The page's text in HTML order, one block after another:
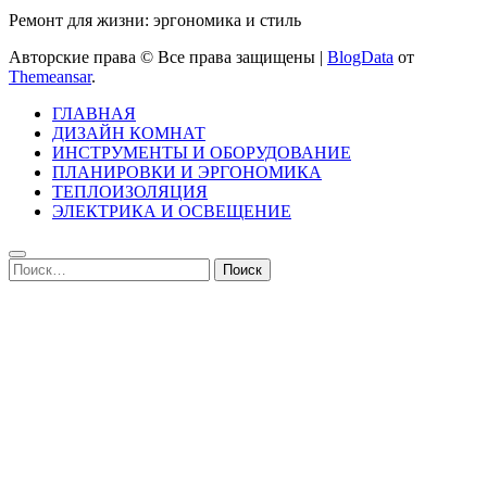
Ремонт для жизни: эргономика и стиль
Авторские права © Все права защищены | BlogData от
Themeansar.
ГЛАВНАЯ
ДИЗАЙН КОМНАТ
ИНСТРУМЕНТЫ И ОБОРУДОВАНИЕ
ПЛАНИРОВКИ И ЭРГОНОМИКА
ТЕПЛОИЗОЛЯЦИЯ
ЭЛЕКТРИКА И ОСВЕЩЕНИЕ
Найти: